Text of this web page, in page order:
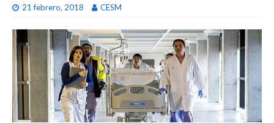
21 febrero, 2018 CESM